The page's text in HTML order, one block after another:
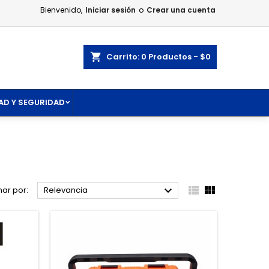
Bienvenido, Iniciar sesión o Crear una cuenta
Carrito 0 Productos - $0
Y SEGURIDAD
por: Relevancia   